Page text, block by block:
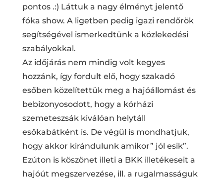
pontos .:) Láttuk a nagy élményt jelentő
fóka show. A ligetben pedig igazi rendőrök
segítségével ismerkedtünk a közlekedési
szabályokkal.
Az időjárás nem mindig volt kegyes
hozzánk, így fordult elő, hogy szakadó
esőben közelítettük meg a hajóállomást és
bebizonyosodott, hogy a kórházi
szemeteszsák kiválóan helytáll
esőkabátként is. De végül is mondhatjuk,
hogy akkor kirándulunk amikor” jól esik”.
Ezúton is köszönet illeti a BKK illetékeseit a
hajóút megszervezése, ill. a rugalmasságuk